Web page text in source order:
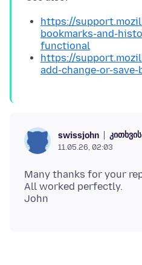
https://
bookmarks-and-
functional
https://
add-change-or-save-
swissjohn
11.05.26, 02:03
Many thanks for your
All worked perfectly.